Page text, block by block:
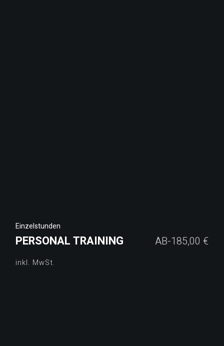
Einzelstunden
PERSONAL TRAINING AB-185,00 €
inkl. MwSt.